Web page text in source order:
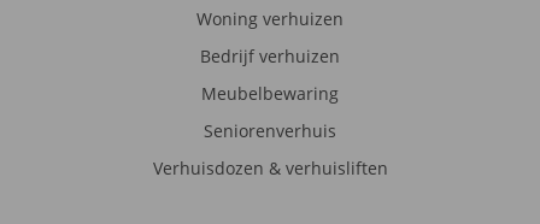
Woning verhuizen
Bedrijf verhuizen
Meubelbewaring
Seniorenverhuis
Verhuisdozen & verhuisliften